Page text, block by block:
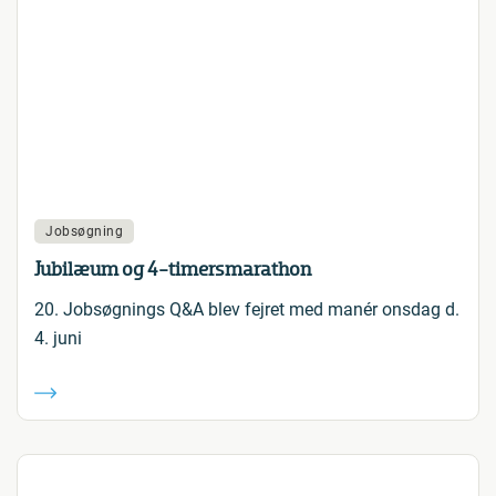
Jobsøgning
Jubilæum og 4-timersmarathon
20. Jobsøgnings Q&A blev fejret med manér onsdag d.
4. juni